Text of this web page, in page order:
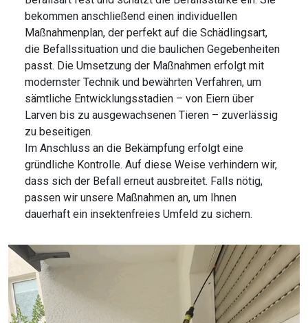
bekommen anschließend einen individuellen
Maßnahmenplan, der perfekt auf die Schädlingsart,
die Befallssituation und die baulichen Gegebenheiten
passt. Die Umsetzung der Maßnahmen erfolgt mit
modernster Technik und bewährten Verfahren, um
sämtliche Entwicklungsstadien – von Eiern über
Larven bis zu ausgewachsenen Tieren – zuverlässig
zu beseitigen.
Im Anschluss an die Bekämpfung erfolgt eine
gründliche Kontrolle. Auf diese Weise verhindern wir,
dass sich der Befall erneut ausbreitet. Falls nötig,
passen wir unsere Maßnahmen an, um Ihnen
dauerhaft ein insektenfreies Umfeld zu sichern.